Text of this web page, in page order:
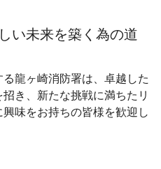
い未来を築く為の道
龍ヶ崎消防署は、卓越した
き、新たな挑戦に満ちたリ
味をお持ちの皆様を歓迎し